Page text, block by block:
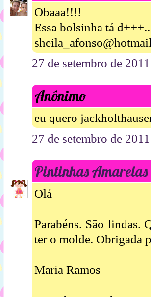
Obaaa!!!!
Essa bolsinha tá
27 de setembro de
Anônimo
eu quero
27 de setembro de
Pintinhas Amarelas
Olá
Parabéns. São lindas.
ter o molde. Obrigada
Maria Ramos